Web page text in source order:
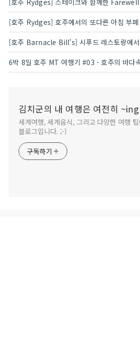
[호주 Rydges] 호주에서의 또다른 아침 부
김치군의 내 여행은 여전히 ~ing
세계여행, 세계음식, 그리고 다양한 여행
블로그입니다. ;-)
구독하기